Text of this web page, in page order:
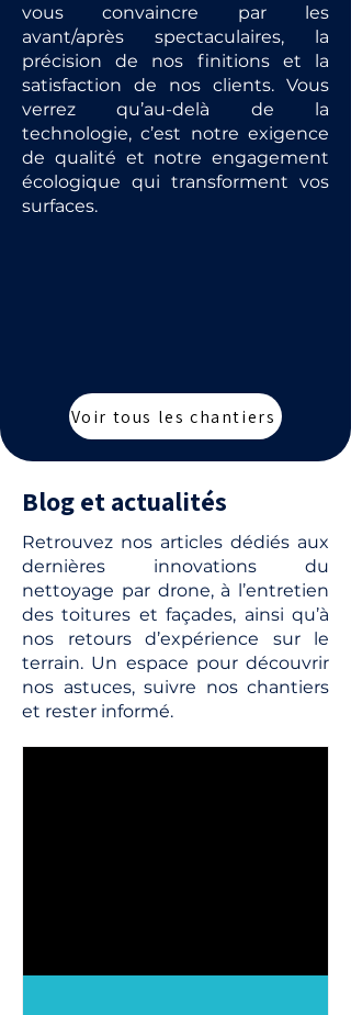
vous convaincre par les
avant/après spectaculaires, la
précision de nos finitions et la
satisfaction de nos clients. Vous
verrez qu’au-delà de la
technologie, c’est notre exigence
de qualité et notre engagement
écologique qui transforment vos
surfaces.
Voir tous les chantiers
Blog et actualités
Retrouvez nos articles dédiés aux
dernières innovations du
nettoyage par drone, à l’entretien
des toitures et façades, ainsi qu’à
nos retours d’expérience sur le
terrain. Un espace pour découvrir
nos astuces, suivre nos chantiers
et rester informé.